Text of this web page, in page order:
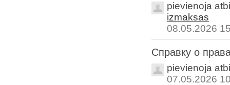
pievienoja
izmaksas
08.05.2026
Справку о
pievienoja
07.05.2026